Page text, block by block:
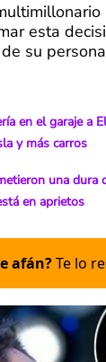
esta
su
en el garaje a
y más carros
una dura
en aprietos
afán?Te lo